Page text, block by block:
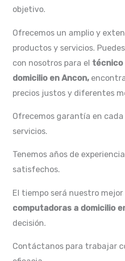
objetivo.
Ofrecemos un amplio y
productos y servicios.
con nosotros para el técnico
domicilio en Ancon,
precios justos y diferentes
Ofrecemos garantía en
servicios.
Tenemos años de
satisfechos.
El tiempo será nuestro mejor
computadoras a domicilio
decisión.
Contáctanos para trabajar